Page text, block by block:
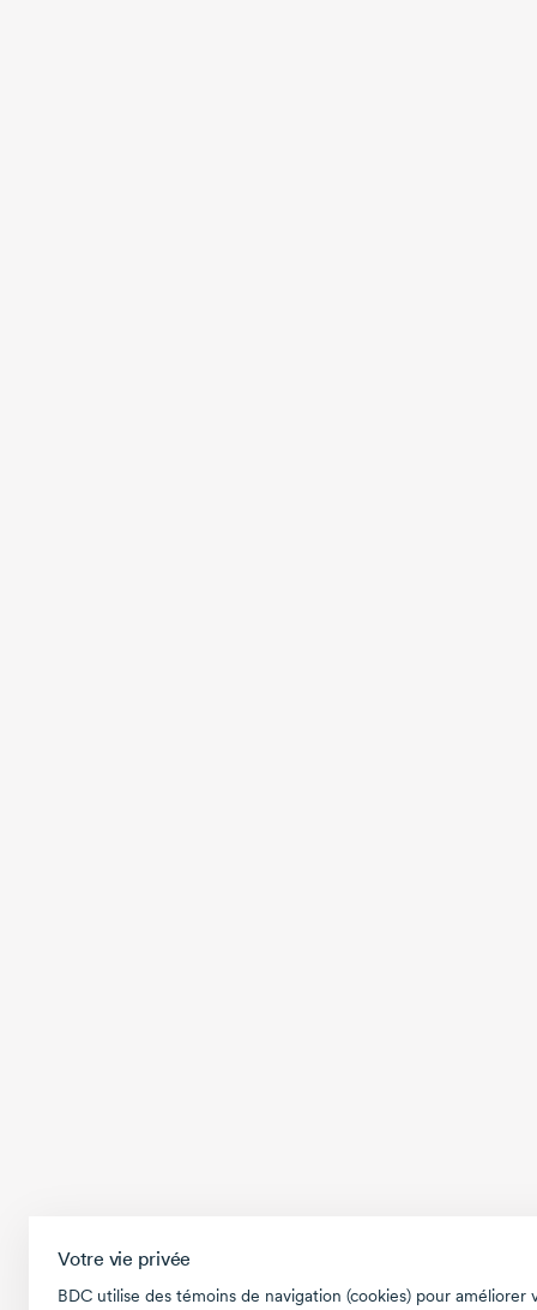
Votre vie privée
BDC utilise des témoins de navigation (cookies) pour améliorer